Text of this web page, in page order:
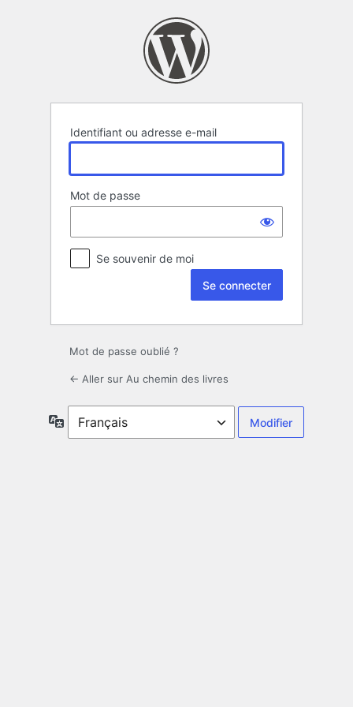
Identifiant ou adresse e-mail
Mot de passe
Se souvenir de moi
Mot de passe oublié ?
← Aller sur Au chemin des livres
Langue